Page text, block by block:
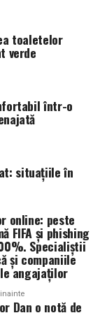
organizate.
pentru
practică, iar
obișnuit le
subiectele
stării victimei
pentru tine și
de
de urgență: ce
la dispoziția
ale testului
pe
întrebări
analizează
realizată în
de către
toaletelor
verde
într-o
situațiile în
online: peste
FIFA și phishing
Specialiștii
și companiile
angajaților
Dan o notă de